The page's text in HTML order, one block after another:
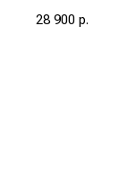
28 900 р.